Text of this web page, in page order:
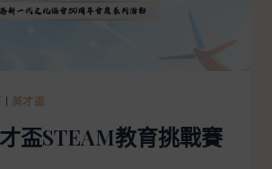
英才盃
盃STEAM教育挑戰賽